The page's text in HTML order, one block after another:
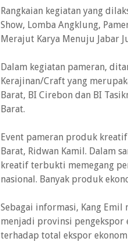
Rangkaian kegiatan yang
Show, Lomba Angklung,
Merajut Karya Menuju Jabar
Dalam kegiatan pameran,
Kerajinan/Craft yang
Barat, BI Cirebon dan BI
Barat.
Event pameran produk
Barat, Ridwan Kamil. Dalam
kreatif terbukti memegang
nasional. Banyak produk
Sebagai informasi, Kang Emil
menjadi provinsi pengekspor
terhadap total ekspor